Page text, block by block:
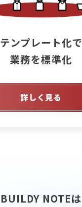
テンプレート化で
業務を標準化
詳しく見る
BUILDY NOTEは